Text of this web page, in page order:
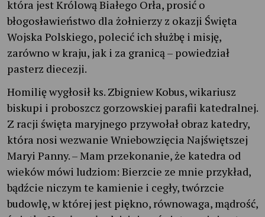
która jest Królową Białego Orła, prosić o
błogosławieństwo dla żołnierzy z okazji Święta
Wojska Polskiego, polecić ich służbę i misję,
zarówno w kraju, jak i za granicą – powiedział
pasterz diecezji.
Homilię wygłosił ks. Zbigniew Kobus, wikariusz
biskupi i proboszcz gorzowskiej parafii katedralnej.
Z racji święta maryjnego przywołał obraz katedry,
która nosi wezwanie Wniebowzięcia Najświętszej
Maryi Panny. – Mam przekonanie, że katedra od
wieków mówi ludziom: Bierzcie ze mnie przykład,
bądźcie niczym te kamienie i cegły, twórzcie
budowlę, w której jest piękno, równowaga, mądrość,